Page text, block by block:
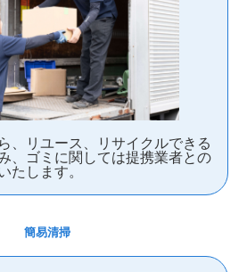
、リユース、リサイクルできる
、ゴミに関しては提携業者との
たします。
簡易清掃